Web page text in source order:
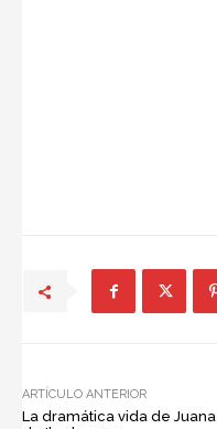
ARTÍCULO ANTERIOR
La dramática vida de Juana